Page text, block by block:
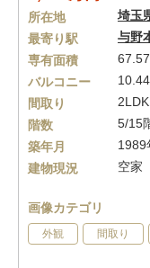
所在地 埼玉
最寄り駅
与野
専有面積
バルコニー
間取り
2LDK
階数
5/15
築年月
1989
建物現況
空家
画像カテゴリ
外観 間取り